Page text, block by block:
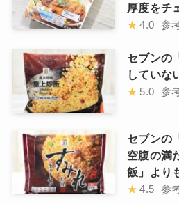
厚度をチ
★ 4.0 参
セブンの
していな
★ 5.0 参
セブンの
空腹の満
飯」より
★ 4.5 参